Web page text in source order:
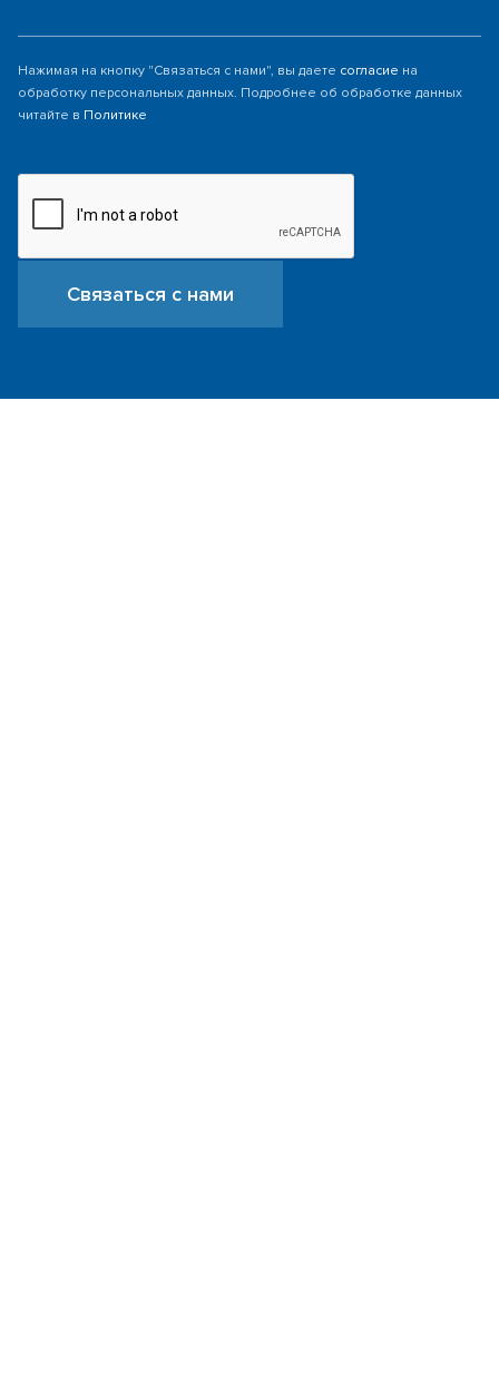
Нажимая на кнопку "Связаться с нами", вы даете согласие на
обработку персональных данных. Подробнее об обработке данных
читайте в Политике
Связаться с нами